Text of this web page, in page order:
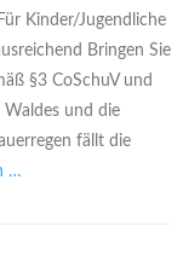
Kinder/Jugendliche
Bringen Sie
§3 CoSchuV und
und die
fällt die
…